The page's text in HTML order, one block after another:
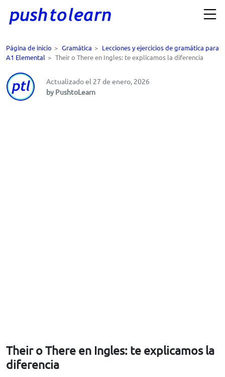
Página de inicio > Gramática > Lecciones y ejercicios de gramática para
A1 Elemental > Their o There en Ingles: te explicamos la diferencia
Actualizado el 27 de enero, 2026
by PushtoLearn
Their o There en Ingles: te explicamos la
diferencia